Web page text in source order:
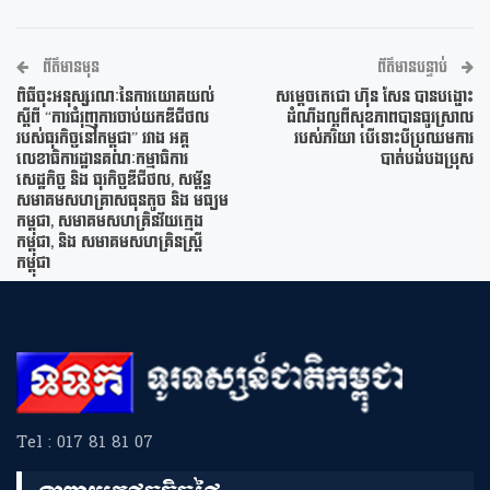
ព័ត៌មានមុន
ពិធីចុះអនុស្សរណៈនៃការយោគយល់
ស្តីពី “ការជំរុញការចាប់យកឌីជីថល
របស់ធុរកិច្ចនៅកម្ពុជា” រវាង អគ្គ
លេខាធិការដ្ឋានគណៈកម្មាធិការ
សេដ្ឋកិច្ច និង ធុរកិច្ចឌីជីថល, សម្ព័ន្ធ
សមាគមសហគ្រាសធុនតូច និង មធ្យម
កម្ពុជា, សមាគមសហគ្រិនវ័យក្មេង
កម្ពុជា, និង សមាគមសហគ្រិនស្រ្តី
កម្ពុជា
ព័ត៌មានបន្ទាប់
សម្តេចតេជោ ហ៊ុន សែន បានបង្ហោះ
ដំណឹងល្អពីសុខភាពបានធូរស្រាល
របស់ភរិយា បើទោះបីប្រឈមការ
បាត់បង់បងប្រុស
Tel : 017 81 81 07